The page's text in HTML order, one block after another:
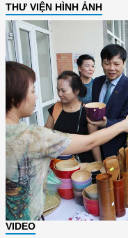
THƯ VIỆN HÌNH ẢNH
VIDEO